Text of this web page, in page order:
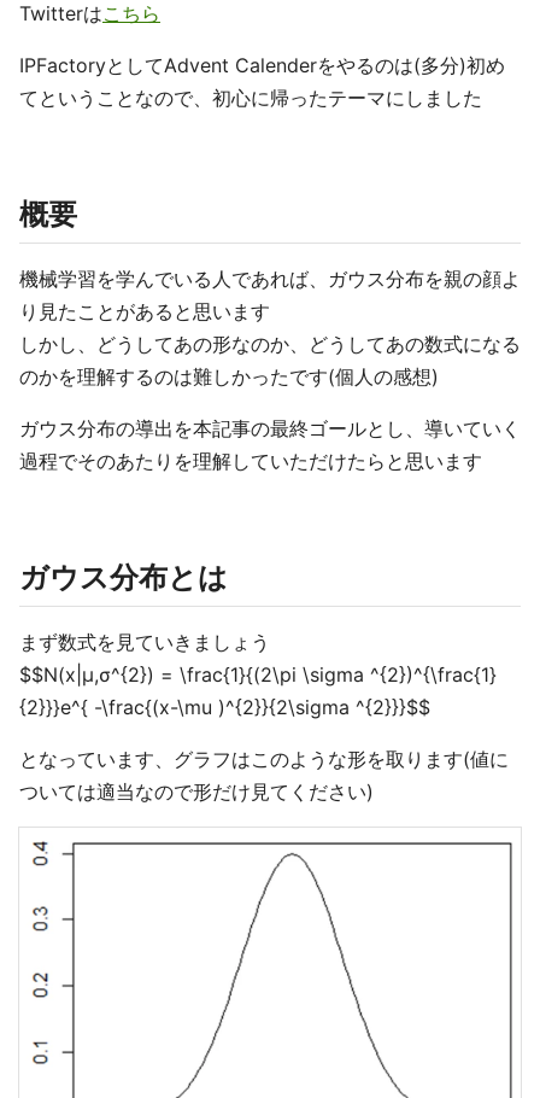
Twitterはこちら
IPFactoryとしてAdvent Calenderをやるのは(多分)初め
てということなので、初心に帰ったテーマにしました
概要
機械学習を学んでいる人であれば、ガウス分布を親の顔よ
り見たことがあると思います
しかし、どうしてあの形なのか、どうしてあの数式になる
のかを理解するのは難しかったです(個人の感想)
ガウス分布の導出を本記事の最終ゴールとし、導いていく
過程でそのあたりを理解していただけたらと思います
ガウス分布とは
まず数式を見ていきましょう
$$N(x|μ,σ^{2}) = \frac{1}{(2\pi \sigma ^{2})^{\frac{1}
{2}}}e^{ -\frac{(x-\mu )^{2}}{2\sigma ^{2}}}$$
となっています、グラフはこのような形を取ります(値に
ついては適当なので形だけ見てください)